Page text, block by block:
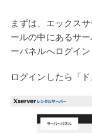
まずは、エックス
ールの中にあるサ
ーパネルへログイン
ログインしたら「